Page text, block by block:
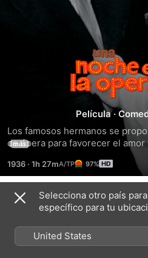
Una
Noche
en
la
Ópera
Película ·
Los famosos hermanos se
de ópera para favorecer el amor
jóvenes cantantes. El filme
memorables.
más
1936 · 1h 27m 97%
Títulos relacionados
Productores
Selecciona otro país
específico para tu
United States